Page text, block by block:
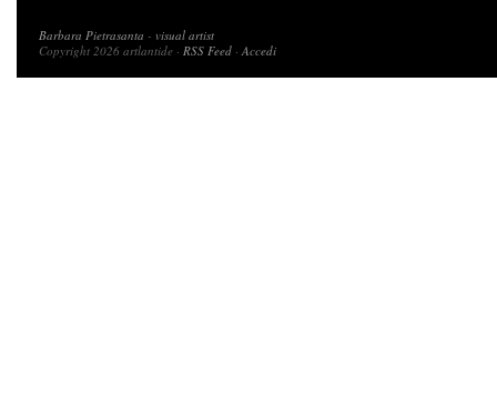
Barbara Pietrasanta - visual artist
Copyright 2026 artlantide · RSS Feed ·Accedi